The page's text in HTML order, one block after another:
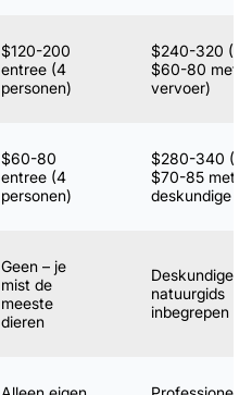
$120-200
entree (4
personen)
$240-320 (4
$60-80 met
vervoer)
$60-80
entree (4
personen)
$280-340 (4
$70-85 met
deskundige
Geen – je
mist de
meeste
dieren
Deskundige
natuurgids
inbegrepen